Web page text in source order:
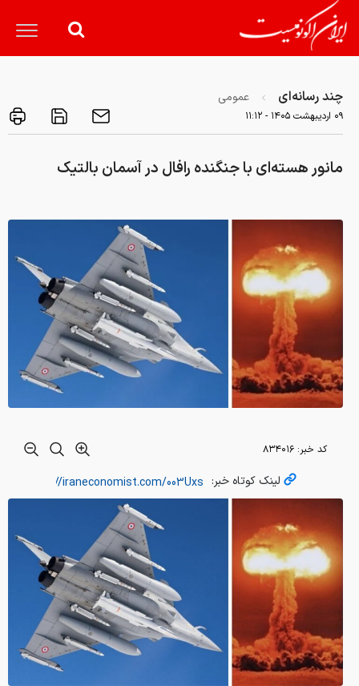
چند رسانه‌ای عمومی
۰۹ ارديبهشت ۱۴۰۵ - ۱۱:۱۲
مانور هسته‌ای با جنگنده رافال در آسمان بالتیک
کد خبر: ۸۳۴۰۱۶
لینک کوتاه خبر: